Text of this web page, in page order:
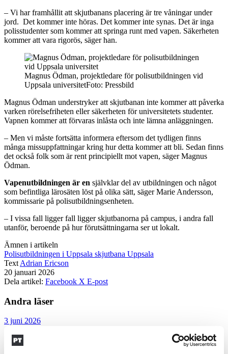
– Vi har framhållit att skjutbanans placering är tre våningar under
jord. Det kommer inte höras. Det kommer inte synas. Det är inga
polisstudenter som kommer att springa runt med vapen. Säkerheten
kommer att vara rigorös, säger han.
Magnus Ödman, projektledare för polisutbildningen vid
Uppsala universitetFoto: Pressbild
Magnus Ödman understryker att skjutbanan inte kommer att påverka
varken rörelsefriheten eller säkerheten för universitetets studenter.
Vapnen kommer att förvaras inlåsta och inte lämna anläggningen.
– Men vi måste fortsätta informera eftersom det tydligen finns
många missuppfattningar kring hur detta kommer att bli. Sedan finns
det också folk som är rent principiellt mot vapen, säger Magnus
Ödman.
Vapenutbildningen är en självklar del av utbildningen och något
som befintliga lärosäten löst på olika sätt, säger Marie Andersson,
kommissarie på polisutbildningsenheten.
– I vissa fall ligger fall ligger skjutbanorna på campus, i andra fall
utanför, beroende på hur förutsättningarna ser ut lokalt.
Ämnen i artikeln
Polisutbildningen i Uppsala skjutbana Uppsala
Text Adrian Ericson
20 januari 2026
Dela artikel: Facebook X E-post
Andra läser
3 juni 2026
Klart: Ingångslönen höjs med 2 300